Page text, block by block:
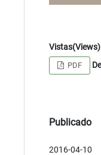
PDF
Publicado
2016-04-10